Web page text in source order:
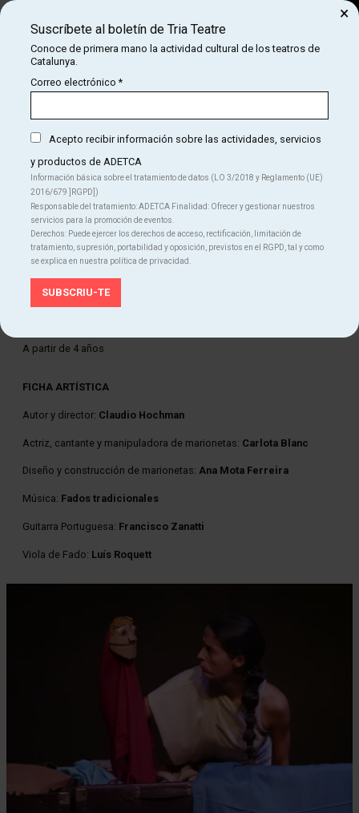
Buscar
CARTELERA
EL FADO DE ULISSES
Del VI 03.10.25
al DO 05.10.25
La Puntual
Duración:50 min
Familiar Teatro
Idiomas
Castellano
A partir de 4 años
FICHA ARTÍSTICA
Autor y director: Claudio Hochman
Actriz, cantante y manipuladora de marionetas: Carlota Blanc
Diseño y construcción de marionetas: Ana Mota Ferreira
Música: Fados tradicionales
Guitarra Portuguesa: Francisco Zanatti
Viola de Fado: Luís Roquett
Suscríbete al boletín de Tria Teatre
Conoce de primera mano la actividad cultural de los teatros de
Catalunya.
Correo electrónico*
Acepto recibir información sobre las actividades, servicios
y productos de ADETCA
Información básica sobre el tratamiento de datos (LO 3/2018 y Reglamento (UE)
2016/679 ]RGPD])
Responsable del tratamiento: ADETCA Finalidad: Ofrecer y gestionar nuestros
servicios para la promoción de eventos.
Derechos: Puede ejercer los derechos de acceso, rectificación, limitación de
tratamiento, supresión, portabilidad y oposición, previstos en el RGPD, tal y como
se explica en nuestra política de privacidad.
×